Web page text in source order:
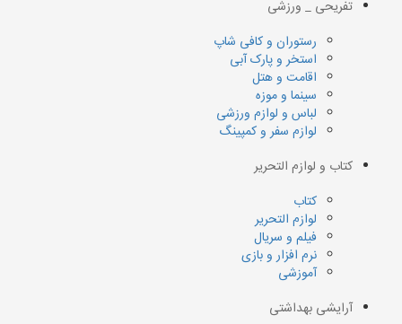
تفریحی _ ورزشی
رستوران و کافی شاپ
استخر و پارک آبی
اقامت و هتل
سینما و موزه
لباس و لوازم ورزشی
لوازم سفر و کمپینگ
کتاب و لوازم التحریر
کتاب
لوازم التحریر
فیلم و سریال
نرم افزار و بازی
آموزشی
آرایشی بهداشتی